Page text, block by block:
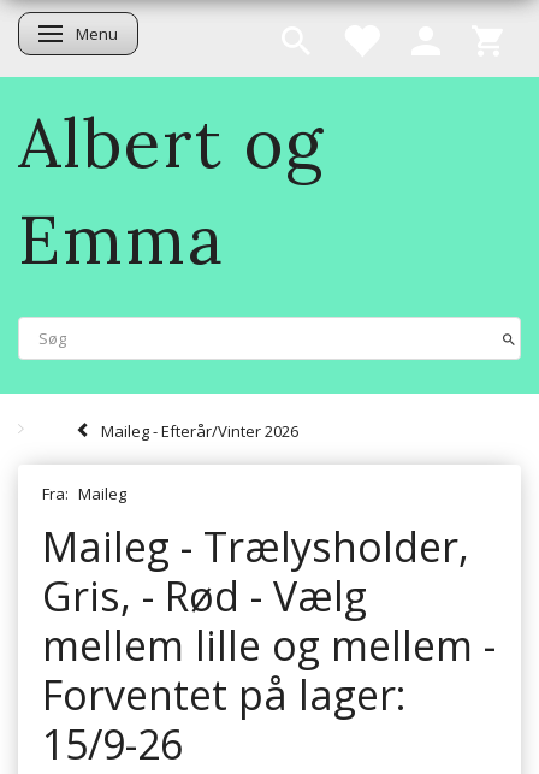
Skifte navigation
Menu
Albert og
Emma
Maileg - Efterår/Vinter 2026
Fra: Maileg
Maileg - Trælysholder,
Gris, - Rød - Vælg
mellem lille og mellem -
Forventet på lager:
15/9-26